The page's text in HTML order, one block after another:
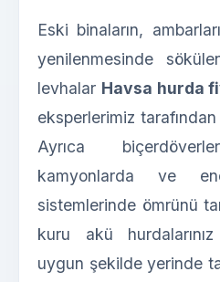
Eski binaların,
yenilenmesinde
levhalar Havsa hurda
eksperlerimiz tarafından
Ayrıca
kamyonlarda ve
sistemlerinde ömrünü
kuru akü
uygun şekilde yerinde